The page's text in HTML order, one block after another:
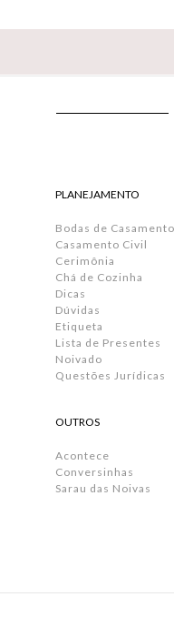
PLANEJAMENTO
Bodas de Casamento
Casamento Civil
Cerimônia
Chá de Cozinha
Dicas
Dúvidas
Etiqueta
Lista de Presentes
Noivado
Questões Jurídicas
OUTROS
Acontece
Conversinhas
Sarau das Noivas